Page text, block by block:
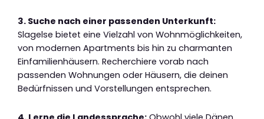
3. Suche nach einer passenden Unterkunft:
Slagelse bietet eine Vielzahl von Wohnmöglichkeiten,
von modernen Apartments bis hin zu charmanten
Einfamilienhäusern. Recherchiere vorab nach
passenden Wohnungen oder Häusern, die deinen
Bedürfnissen und Vorstellungen entsprechen.